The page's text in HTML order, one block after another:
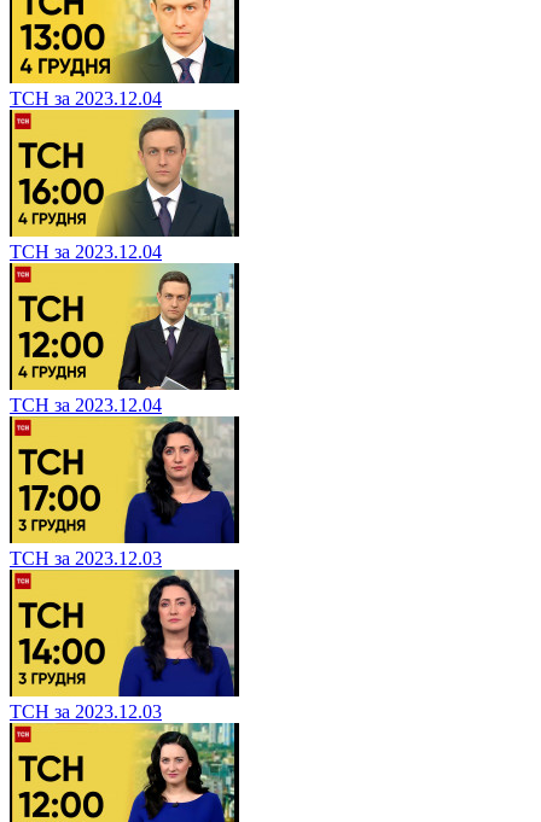
ТСН за 2023.12.04
ТСН за 2023.12.04
ТСН за 2023.12.04
ТСН за 2023.12.03
ТСН за 2023.12.03